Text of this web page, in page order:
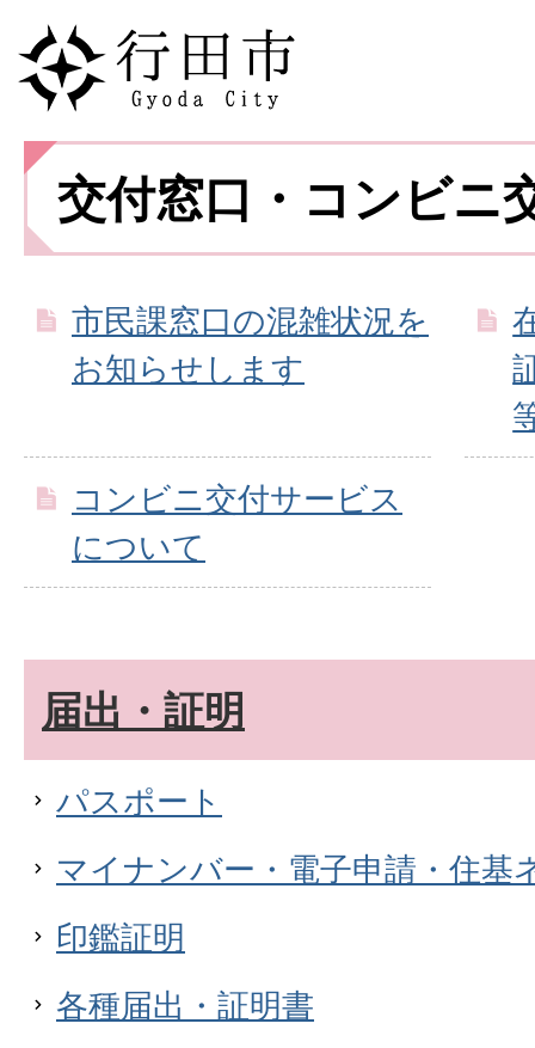
交付窓口・コンビニ
市民課窓口の混雑状況を
お知らせします
コンビニ交付サービス
について
届出・証明
パスポート
マイナンバー・電子申請・住基
印鑑証明
各種届出・証明書